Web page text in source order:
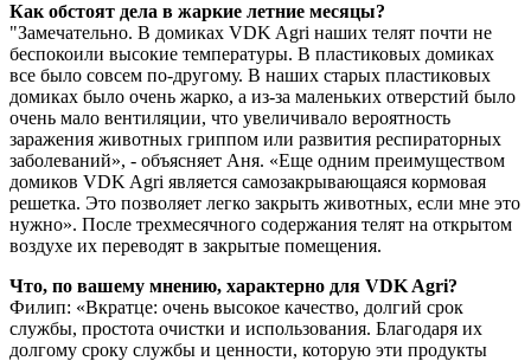
Как обстоят дела в жаркие летние месяцы?
"Замечательно. В домиках VDK Agri наших телят почти не
беспокоили высокие температуры. В пластиковых домиках
все было совсем по-другому. В наших старых пластиковых
домиках было очень жарко, а из-за маленьких отверстий было
очень мало вентиляции, что увеличивало вероятность
заражения животных гриппом или развития респираторных
заболеваний», - объясняет Аня. «Еще одним преимуществом
домиков VDK Agri является самозакрывающаяся кормовая
решетка. Это позволяет легко закрыть животных, если мне это
нужно». После трехмесячного содержания телят на открытом
воздухе их переводят в закрытые помещения.
Что, по вашему мнению, характерно для VDK Agri?
Филип: «Вкратце: очень высокое качество, долгий срок
службы, простота очистки и использования. Благодаря их
долгому сроку службы и ценности, которую эти продукты